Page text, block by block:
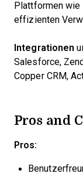
Plattformen wie
effizienten
Integrationen
Salesforce,
Copper CRM,
Pros and
Pros: